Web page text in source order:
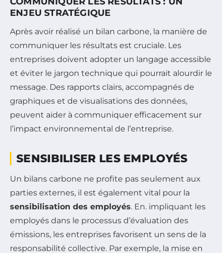
ENJEU STRATÉGIQUE
Après avoir réalisé un bilan carbone, la manière de
communiquer les résultats est cruciale. Les
entreprises doivent adopter un langage accessible
et éviter le jargon technique qui pourrait alourdir le
message. Des rapports clairs, accompagnés de
graphiques et de visualisations des données,
peuvent aider à communiquer efficacement sur
l’impact environnemental de l’entreprise.
SENSIBILISER LES EMPLOYÉS
Un bilans carbone ne profite pas seulement aux
parties externes, il est également vital pour la
sensibilisation des employés. En. impliquant les
employés dans le processus d’évaluation des
émissions, les entreprises favorisent un sens de la
responsabilité collective. Par exemple, la mise en